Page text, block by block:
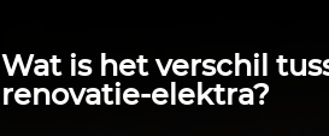
Wat is het verschil
renovatie-elektra?